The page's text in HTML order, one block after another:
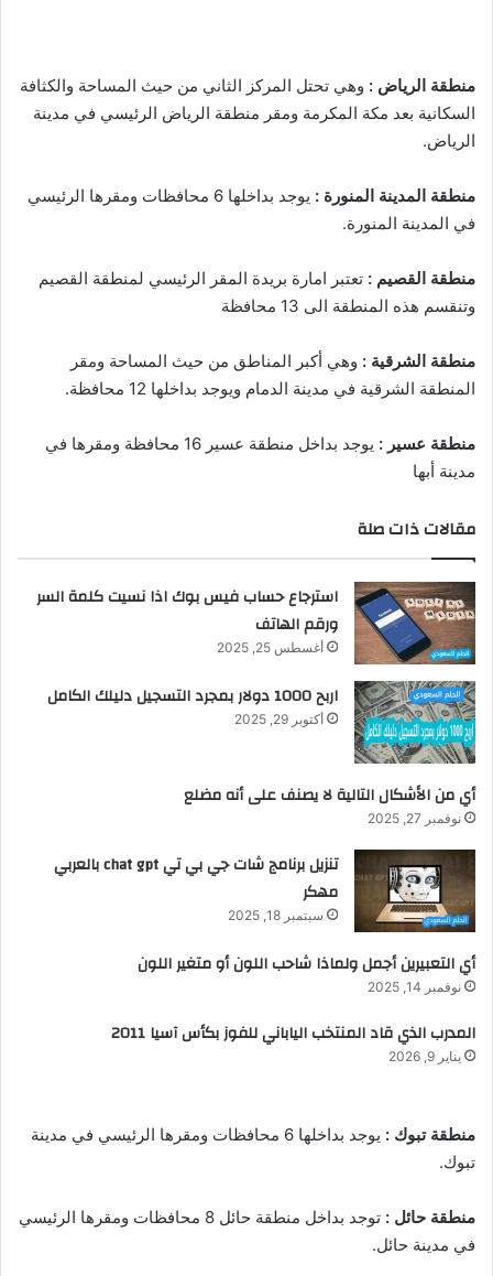
منطقة الرياض : وهي تحتل المركز الثاني من حيث المساحة والكثافة
السكانية بعد مكة المكرمة ومقر منطقة الرياض الرئيسي في مدينة
الرياض.
منطقة المدينة المنورة :
يوجد بداخلها 6 محافظات ومقرها الرئيسي
في المدينة المنورة.
منطقة القصيم : تعتبر امارة بريدة المقر الرئيسي لمنطقة القصيم
وتنقسم هذه المنطقة الى 13 محافظة
منطقة الشرقية : وهي أكبر المناطق من حيث المساحة ومقر
المنطقة الشرقية في مدينة الدمام ويوجد بداخلها 12 محافظة.
منطقة عسير :
يوجد بداخل منطقة عسير 16 محافظة ومقرها في
مدينة أبها
مقالات ذات صلة
استرجاع حساب فيس بوك اذا نسيت كلمة السر
ورقم الهاتف
أغسطس 25, 2025
اربح 1000 دولار بمجرد التسجيل دليلك الكامل
أكتوبر 29, 2025
أي من الأشكال التالية لا يصنف على أنه مضلع
نوفمبر 27, 2025
تنزيل برنامج شات جي بي تي chat gpt بالعربي
مهكر
سبتمبر 18, 2025
أي التعبيرين أجمل ولماذا شاحب اللون أو متغير اللون
نوفمبر 14, 2025
المدرب الذي قاد المنتخب الياباني للفوز بكأس آسيا 2011
يناير 9, 2026
منطقة تبوك :
يوجد بداخلها 6 محافظات ومقرها الرئيسي في مدينة
تبوك.
منطقة حائل :
توجد بداخل منطقة حائل 8 محافظات ومقرها الرئيسي
في مدينة حائل.